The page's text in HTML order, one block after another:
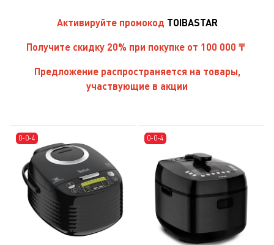
Активируйте промокод TOIBASTAR
Получите скидку 20% при покупке от 100 000 ₸
Предложение распространяется на товары,
участвующие в акции
0-0-4 0-0-4